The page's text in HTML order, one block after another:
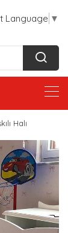
Language ▼
Halı